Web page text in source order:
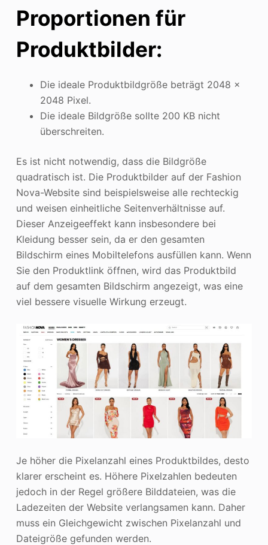
Proportionen für
Produktbilder:
Die ideale Produktbildgröße beträgt 2048 x
2048 Pixel.
Die ideale Bildgröße sollte 200 KB nicht
überschreiten.
Es ist nicht notwendig, dass die Bildgröße
quadratisch ist. Die Produktbilder auf der Fashion
Nova-Website sind beispielsweise alle rechteckig
und weisen einheitliche Seitenverhältnisse auf.
Dieser Anzeigeeffekt kann insbesondere bei
Kleidung besser sein, da er den gesamten
Bildschirm eines Mobiltelefons ausfüllen kann. Wenn
Sie den Produktlink öffnen, wird das Produktbild
auf dem gesamten Bildschirm angezeigt, was eine
viel bessere visuelle Wirkung erzeugt.
Je höher die Pixelanzahl eines Produktbildes, desto
klarer erscheint es. Höhere Pixelzahlen bedeuten
jedoch in der Regel größere Bilddateien, was die
Ladezeiten der Website verlangsamen kann. Daher
muss ein Gleichgewicht zwischen Pixelanzahl und
Dateigröße gefunden werden.